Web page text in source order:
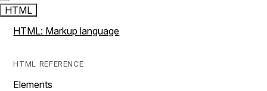
HTML
HTML: Markup language
HTML REFERENCE
Elements